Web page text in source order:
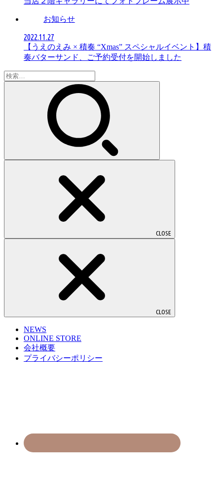
お知らせ
2022.11.27
【うえのえみ × 積奏 “Xmas” スペシャルイベント】積
奏バターサンド、ご予約受付を開始しました
検
索:
CLOSE
CLOSE
NEWS
ONLINE STORE
会社概要
プライバシーポリシー